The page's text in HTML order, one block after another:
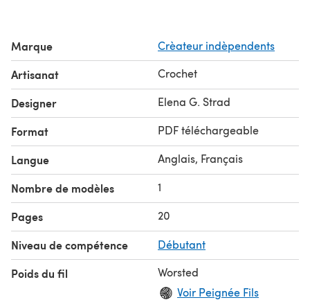
Marque Crèateur indèpendents
Artisanat Crochet
Designer Elena G. Strad
Format PDF téléchargeable
Langue Anglais, Français
Nombre de modèles 1
Pages 20
Niveau de compétence Débutant
Poids du fil
Worsted
Voir Peignée Fils